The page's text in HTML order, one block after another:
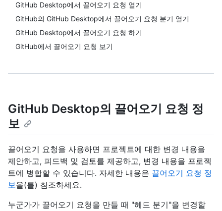
GitHub Desktop에서 끌어오기 요청 열기
GitHub의 GitHub Desktop에서 끌어오기 요청 분기 열기
GitHub Desktop에서 끌어오기 요청 하기
GitHub에서 끌어오기 요청 보기
GitHub Desktop의 끌어오기 요청 정
보
끌어오기 요청을 사용하면 프로젝트에 대한 변경 내용을
제안하고, 피드백 및 검토를 제공하고, 변경 내용을 프로젝
트에 병합할 수 있습니다. 자세한 내용은 끌어오기 요청 정
보을(를) 참조하세요.
누군가가 끌어오기 요청을 만들 때 "헤드 분기"을 변경할